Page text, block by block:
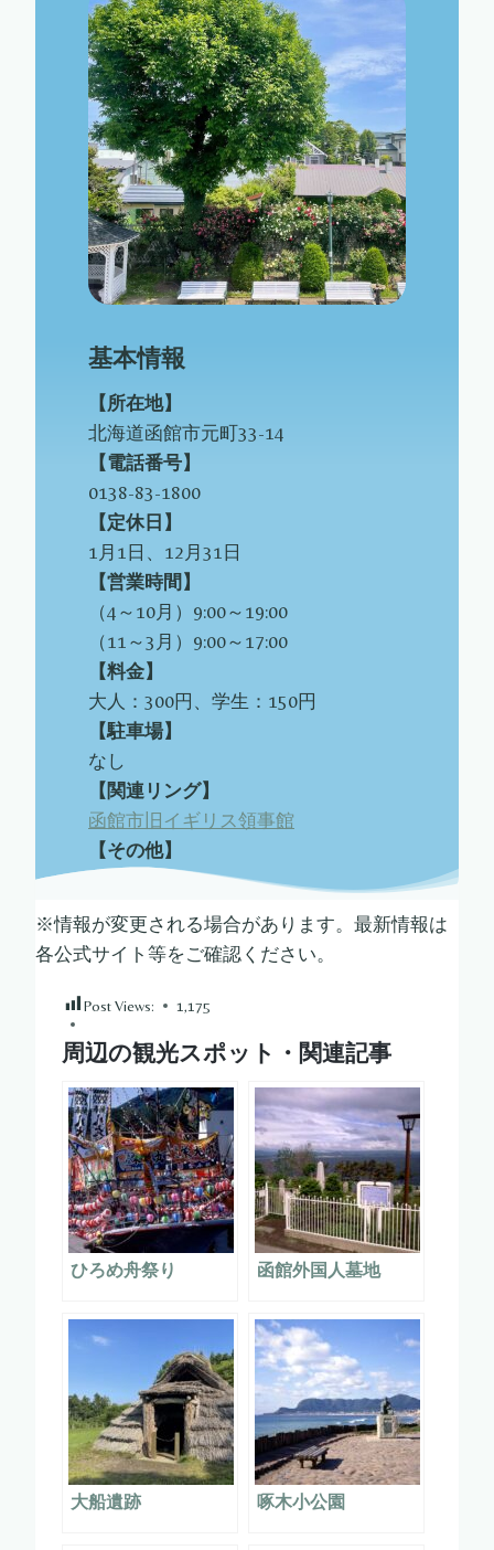
基本情報
【所在地】
北海道函館市元町33-14
【電話番号】
0138-83-1800
【定休日】
1月1日、12月31日
【営業時間】
（4～10月）9:00～19:00
（11～3月）9:00～17:00
【料金】
大人：300円、学生：150円
【駐車場】
なし
【関連リング】
函館市旧イギリス領事館
【その他】
※情報が変更される場合があります。最新情報は
各公式サイト等をご確認ください。
Post Views: 1,175
周辺の観光スポット・関連記事
ひろめ舟祭り 函館外国人墓地
大船遺跡 啄木小公園